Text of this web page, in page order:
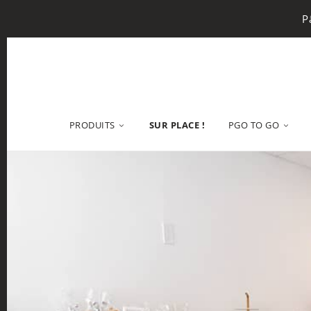
PRODUITS SUR PLACE ! PGO TO GO